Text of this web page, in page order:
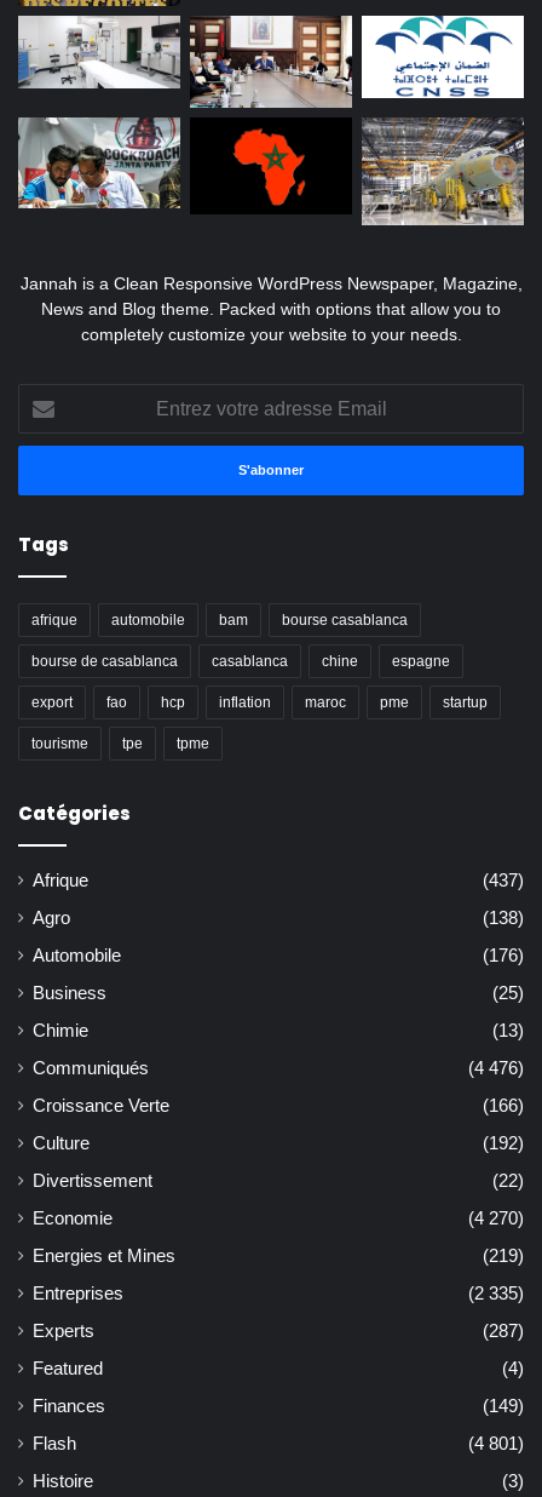
Jannah is a Clean Responsive WordPress Newspaper, Magazine,
News and Blog theme. Packed with options that allow you to
completely customize your website to your needs.
votre
adresse
Tags
afrique automobile bam bourse casablanca
bourse de casablanca casablanca chine espagne
export fao hcp inflation maroc pme startup
tourisme tpe tpme
Catégories
Afrique
(437)
Agro
(138)
Automobile
(176)
Business
(25)
Chimie
(13)
Communiqués
(4 476)
Croissance Verte
(166)
Culture
(192)
Divertissement
(22)
Economie
(4 270)
Energies et Mines
(219)
Entreprises
(2 335)
Experts
(287)
Featured
(4)
Finances
(149)
Flash
(4 801)
Histoire
(3)